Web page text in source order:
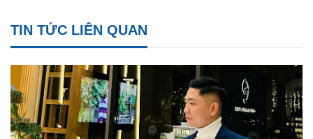
TIN TỨC LIÊN QUAN